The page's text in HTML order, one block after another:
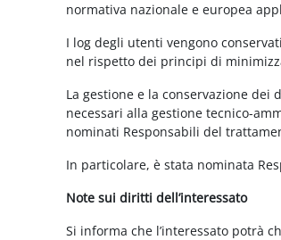
normativa nazionale e europea
I log degli utenti vengono
nel rispetto dei principi di
La gestione e la conservazione
necessari alla gestione tecnico-
nominati Responsabili del
In particolare, è stata nominata
Note sui diritti dell’interessato
Si informa che l’interessato potrà